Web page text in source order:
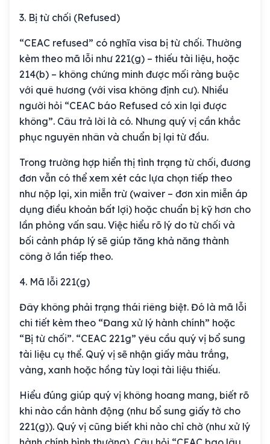
3. Bị từ chối (Refused)
“CEAC refused” có nghĩa visa bị từ chối. Thường
kèm theo mã lỗi như 221(g) – thiếu tài liệu, hoặc
214(b) – không chứng minh được mối ràng buộc
với quê hương (với visa không định cư). Nhiều
người hỏi “CEAC báo Refused có xin lại được
không”. Câu trả lời là có. Nhưng quý vị cần khắc
phục nguyên nhân và chuẩn bị lại từ đầu.
Trong trường hợp hiển thị tình trạng từ chối, đương
đơn vẫn có thể xem xét các lựa chọn tiếp theo
như nộp lại, xin miễn trừ (waiver – đơn xin miễn áp
dụng điều khoản bất lợi) hoặc chuẩn bị kỹ hơn cho
lần phỏng vấn sau. Việc hiểu rõ lý do từ chối và
bối cảnh pháp lý sẽ giúp tăng khả năng thành
công ở lần tiếp theo.
4. Mã lỗi 221(g)
Đây không phải trạng thái riêng biệt. Đó là mã lỗi
chi tiết kèm theo “Đang xử lý hành chính” hoặc
“Bị từ chối”. “CEAC 221g” yêu cầu quý vị bổ sung
tài liệu cụ thể. Quý vị sẽ nhận giấy màu trắng,
vàng, xanh hoặc hồng tùy loại tài liệu thiếu.
Hiểu đúng giúp quý vị không hoang mang, biết rõ
khi nào cần hành động (như bổ sung giấy tờ cho
221(g)). Quý vị cũng biết khi nào chỉ chờ (như xử lý